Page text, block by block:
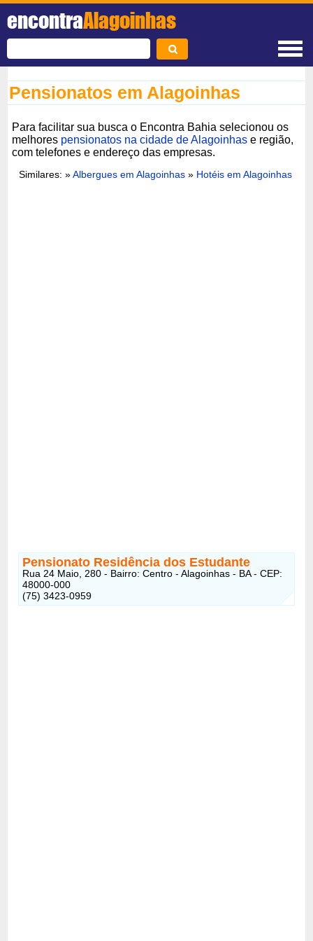
encontraAlagoinhas
Pensionatos em Alagoinhas
Para facilitar sua busca o Encontra Bahia selecionou os
melhores pensionatos na cidade de Alagoinhas e região,
com telefones e endereço das empresas.
Similares: »Albergues em Alagoinhas » Hotéis em Alagoinhas
Pensionato Residência dos Estudante
Rua 24 Maio, 280 - Bairro: Centro - Alagoinhas - BA - CEP:
48000-000
(75) 3423-0959